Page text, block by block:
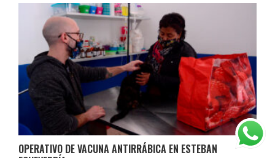
OPERATIVO DE VACUNA ANTIRRÁBICA EN ESTEBAN